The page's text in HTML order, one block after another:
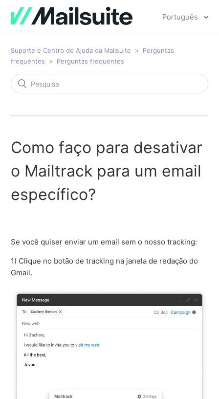
Português
Suporte e Centro de Ajuda da Mailsuite
Perguntas
frequentes
Perguntas frequentes
Como faço para desativar
o Mailtrack para um email
específico?
Se você quiser enviar um email sem o nosso tracking:
1) Clique no botão de tracking na janela de redação do
Gmail.